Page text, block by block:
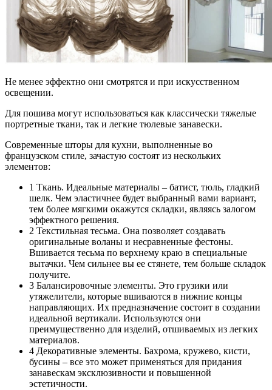
Не менее эффектно они смотрятся и при искусственном
освещении.
Для пошива могут использоваться как классически тяжелые
портретные ткани, так и легкие тюлевые занавески.
Современные шторы для кухни, выполненные во
французском стиле, зачастую состоят из нескольких
элементов:
1 Ткань. Идеальные материалы – батист, тюль, гладкий
шелк. Чем эластичнее будет выбранный вами вариант,
тем более мягкими окажутся складки, являясь залогом
эффектного решения.
2 Текстильная тесьма. Она позволяет создавать
оригинальные воланы и несравненные фестоны.
Вшивается тесьма по верхнему краю в специальные
вытачки. Чем сильнее вы ее стянете, тем больше складок
получите.
3 Балансировочные элементы. Это грузики или
утяжелители, которые вшиваются в нижние концы
направляющих. Их предназначение состоит в создании
идеальной вертикали. Используются они
преимущественно для изделий, отшиваемых из легких
материалов.
4 Декоративные элементы. Бахрома, кружево, кисти,
бусины – все это может применяться для придания
занавескам эксклюзивности и повышенной
эстетичности.